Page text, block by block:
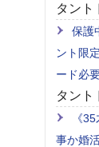
タント
保護
ント限
ード必要
タント
《
事か婚